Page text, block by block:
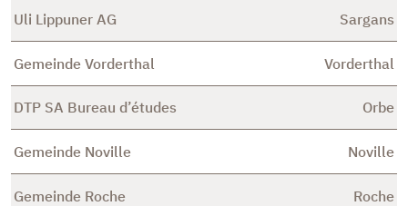
Uli Lippuner AG Sargans
Gemeinde Vorderthal Vorderthal
DTP SA Bureau d’études Orbe
Gemeinde Noville Noville
Gemeinde Roche Roche